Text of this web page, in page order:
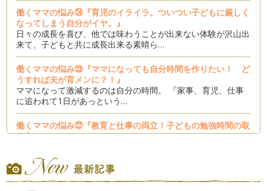
働くママの悩み㉔『育児のイライラ。ついつい子どもに厳しく
なってしまう自分がイヤ。』
日々の成長を喜び、他では味わうことが出来ない体験が沢山出
来て、子どもと共に成長出来る素晴ら…
働くママの悩み㉓『ママになっても自分時間を作りたい！ ど
うすれば夫が育メンに？！』
ママになって激減するのは自分の時間。 『家事、育児、仕事
に追われて1日があっという…
働くママの悩み㉒『教育と仕事の両立！子どもの勉強時間の取
り方』
育児期のママに共通した悩み…
働くママの悩み㉑『育児しながら仕事を続けるか辞めるか』